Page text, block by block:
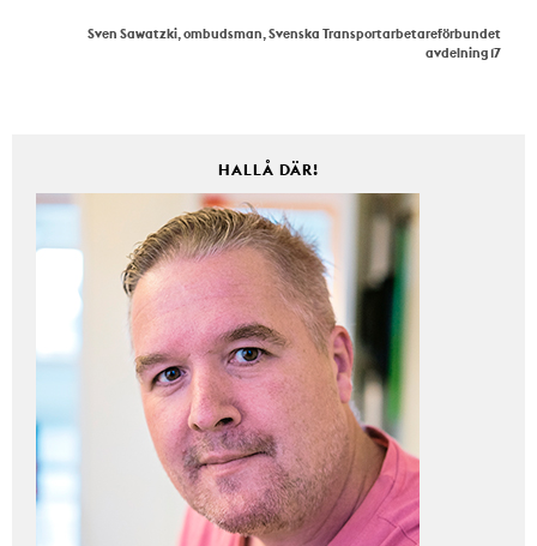
Sven Sawatzki, ombudsman, Svenska Transportarbetareförbundet
avdelning 17
HALLÅ DÄR!